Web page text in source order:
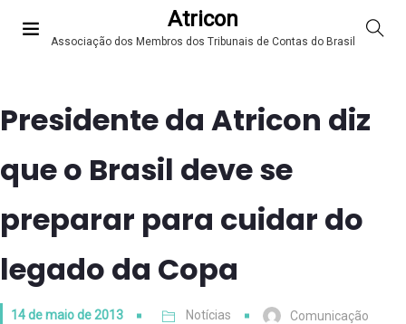
Atricon
Associação dos Membros dos Tribunais de Contas do Brasil
Presidente da Atricon diz
que o Brasil deve se
preparar para cuidar do
legado da Copa
14 de maio de 2013 Notícias Comunicação